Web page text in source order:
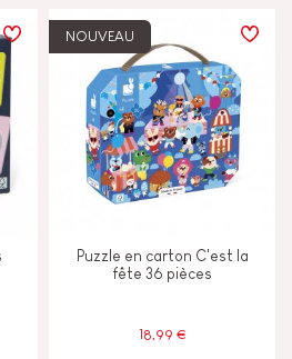
NOUVEAU
Puzzle en carton C'est la
fête 36 pièces
18,99 €